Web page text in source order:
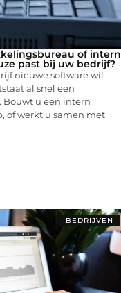
of intern
past bij uw bedrijf?
nieuwe software wil
al snel een
Bouwt u een intern
of werkt u samen met
BEDRIJVEN